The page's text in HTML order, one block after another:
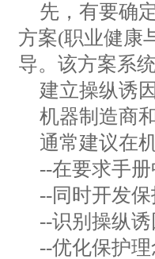
先，有要确
方案(职业健康
导。该方案系
建立操纵诱
机器制造商
通常建议在
--在要求手
-- 同时开发
--识别操纵
--优化保护